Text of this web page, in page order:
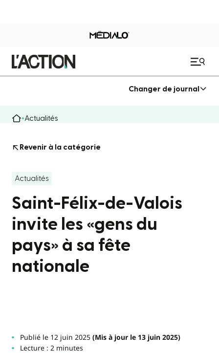
Changer de journal
Actualités
Revenir à la catégorie
Actualités
Saint-Félix-de-Valois
invite les «gens du
pays» à sa fête
nationale
Publié le 12 juin 2025(Mis à jour le 13 juin 2025)
Lecture : 2 minutes